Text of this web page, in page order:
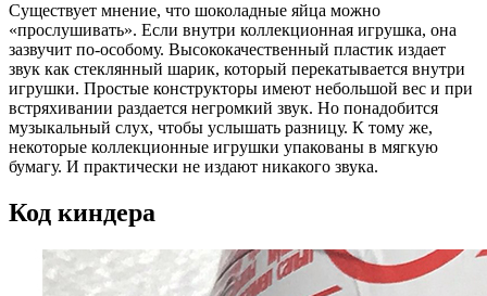
Существует мнение, что шоколадные яйца можно
«прослушивать». Если внутри коллекционная игрушка, она
зазвучит по-особому. Высококачественный пластик издает
звук как стеклянный шарик, который перекатывается внутри
игрушки. Простые конструкторы имеют небольшой вес и при
встряхивании раздается негромкий звук. Но понадобится
музыкальный слух, чтобы услышать разницу. К тому же,
некоторые коллекционные игрушки упакованы в мягкую
бумагу. И практически не издают никакого звука.
Код киндера